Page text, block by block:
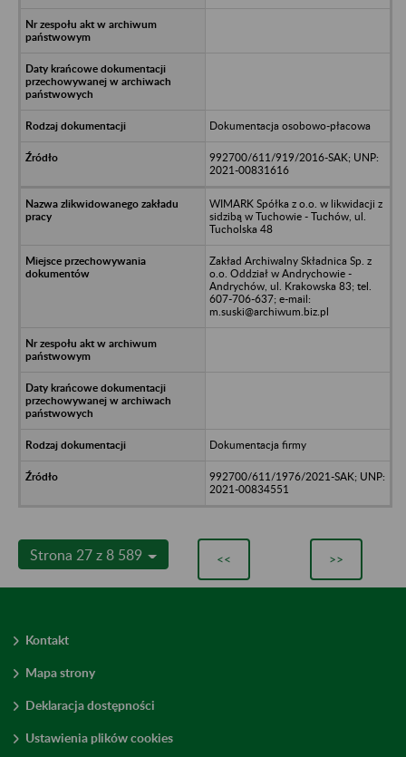
Dokumentacja osobowo-płacowa
992700/611/919/2016-SAK; UNP:
2021-00831616
WIMARK Spółka z o.o. w likwidacji z
sidzibą w Tuchowie - Tuchów, ul.
Tucholska 48
Zakład Archiwalny Składnica Sp. z
o.o. Oddział w Andrychowie -
Andrychów, ul. Krakowska 83; tel.
607-706-637; e-mail:
m.suski@archiwum.biz.pl
Dokumentacja firmy
992700/611/1976/2021-SAK; UNP:
2021-00834551
Strona 27 z 8 589 << >>
Kontakt
Mapa strony
Deklaracja dostępności
Ustawienia plików cookies